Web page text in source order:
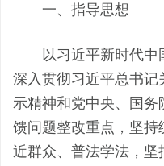
一、 指导思想
以习近平新时代中
深入贯彻习近平总书
示精神和党中央、国务
馈问题整改重点，坚
近群众、普法学法，